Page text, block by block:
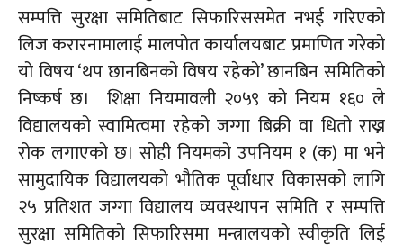
सम्पत्ति सुरक्षा समितिबाट सिफारिससमेत नभई गरिएको
लिजकरारनामालाईमालपोत कार्यालयबाट प्रमाणित गरेको
यो विषय ‘थप छानबिनको विषय रहेको’ छानबिन समितिको
निष्कर्ष छ। शिक्षा नियमावली २०५९ को नियम १६० ले
विद्यालयको स्वामित्वमा रहेको जग्गा बिक्री वा धितो राख्न
रोक लगाएको छ। सोही नियमको उपनियम १ (क) मा भने
सामुदायिक विद्यालयको भौतिक पूर्वाधार विकासको लागि
२५ प्रतिशत जग्गा विद्यालय व्यवस्थापन समिति र सम्पत्ति
सुरक्षा समितिको सिफारिसमा मन्त्रालयको स्वीकृति लिई